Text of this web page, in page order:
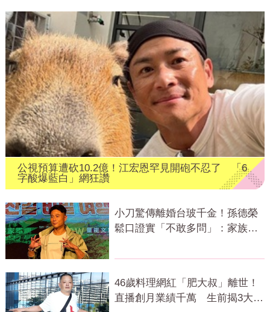
公視預算遭砍10.2億！江宏恩罕見開砲不忍了 「6
字酸爆藍白」網狂讚
小刀驚傳離婚台玻千金！孫德榮
鬆口證實「不敢多問」：家族風
46歲料理網紅「肥大叔」離世！
直播創月業績千萬 生前揭3大成